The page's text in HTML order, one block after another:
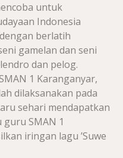
untuk
Indonesia
berlatih
gamelan dan seni
dan pelog.
1 Karanganyar,
dilaksanakan pada
sehari mendapatkan
SMAN 1
iringan lagu ’Suwe